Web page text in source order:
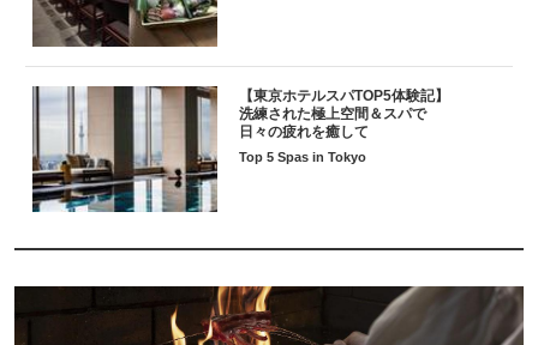
【東京ホテルスパTOP5体験記】
洗練された極上空間＆スパで
日々の疲れを癒して
Top 5 Spas in Tokyo